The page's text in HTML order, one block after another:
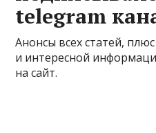
telegram
Анонсы всех статей,
и интересной
на сайт.